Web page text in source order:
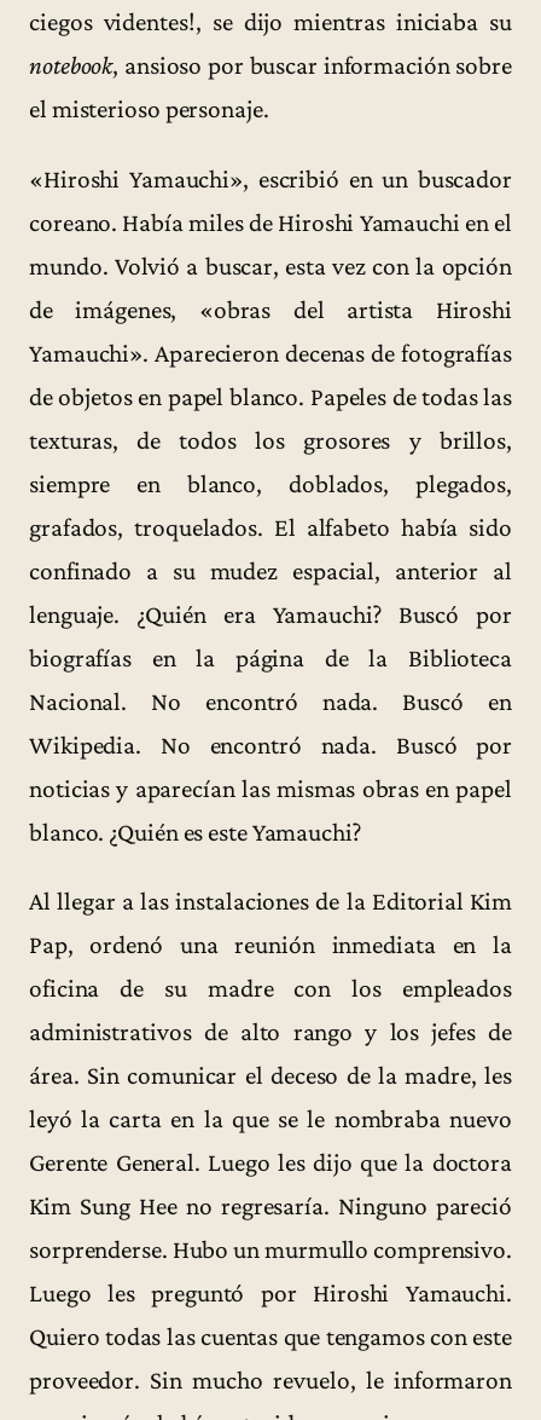
ciegos videntes!, se dijo mientras iniciaba su
notebook, ansioso por buscar información sobre
el misterioso personaje.
«Hiroshi Yamauchi», escribió en un buscador
coreano. Había miles de Hiroshi Yamauchi en el
mundo. Volvió a buscar, esta vez con la opción
de imágenes, «obras del artista Hiroshi
Yamauchi». Aparecieron decenas de fotografías
de objetos en papel blanco. Papeles de todas las
texturas, de todos los grosores y brillos,
siempre en blanco, doblados, plegados,
grafados, troquelados. El alfabeto había sido
confinado a su mudez espacial, anterior al
lenguaje. ¿Quién era Yamauchi? Buscó por
biografías en la página de la Biblioteca
Nacional. No encontró nada. Buscó en
Wikipedia. No encontró nada. Buscó por
noticias y aparecían las mismas obras en papel
blanco. ¿Quién es este Yamauchi?
Al llegar a las instalaciones de la Editorial Kim
Pap, ordenó una reunión inmediata en la
oficina de su madre con los empleados
administrativos de alto rango y los jefes de
área. Sin comunicar el deceso de la madre, les
leyó la carta en la que se le nombraba nuevo
Gerente General. Luego les dijo que la doctora
Kim Sung Hee no regresaría. Ninguno pareció
sorprenderse. Hubo un murmullo comprensivo.
Luego les preguntó por Hiroshi Yamauchi.
Quiero todas las cuentas que tengamos con este
proveedor. Sin mucho revuelo, le informaron